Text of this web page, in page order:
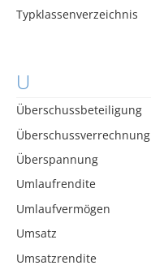
Typklassenverzeichnis
U
Überschussbeteiligung
Überschussverrechnung
Überspannung
Umlaufrendite
Umlaufvermögen
Umsatz
Umsatzrendite